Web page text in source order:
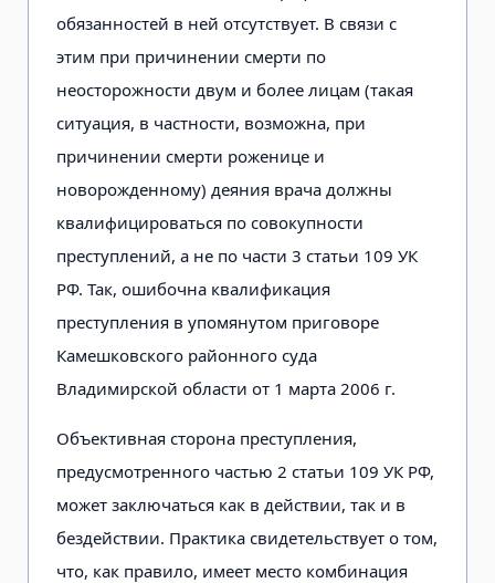
обязанностей в ней отсутствует. В связи с
этим при причинении смерти по
неосторожности двум и более лицам (такая
ситуация, в частности, возможна, при
причинении смерти роженице и
новорожденному) деяния врача должны
квалифицироваться по совокупности
преступлений, а не по части 3 статьи 109 УК
РФ. Так, ошибочна квалификация
преступления в упомянутом приговоре
Камешковского районного суда
Владимирской области от 1 марта 2006 г.
Объективная сторона преступления,
предусмотренного частью 2 статьи 109 УК РФ,
может заключаться как в действии, так и в
бездействии. Практика свидетельствует о том,
что, как правило, имеет место комбинация